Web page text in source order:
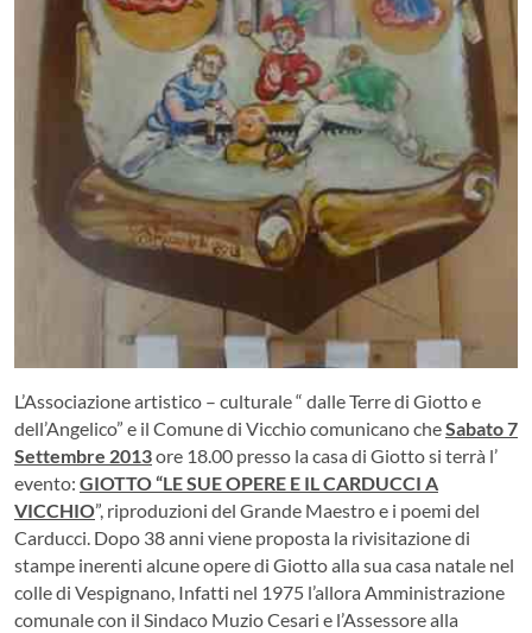
L’Associazione artistico – culturale “ dalle Terre di Giotto e
dell’Angelico” e il Comune di Vicchio comunicano cheSabato 7
Settembre 2013ore 18.00 presso la casa di Giotto si terrà l’
evento: GIOTTO “LE SUE OPERE E IL CARDUCCI A
VICCHIO”, riproduzioni del Grande Maestro e i poemi del
Carducci. Dopo 38 anni viene proposta la rivisitazione di
stampe inerenti alcune opere di Giotto alla sua casa natale nel
colle di Vespignano, Infatti nel 1975 l’allora Amministrazione
comunale con il Sindaco Muzio Cesari e l’Assessore alla